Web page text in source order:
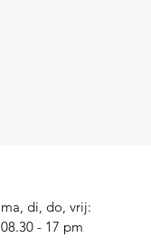
ma, di, do, vrij:
08.30 - 17 pm